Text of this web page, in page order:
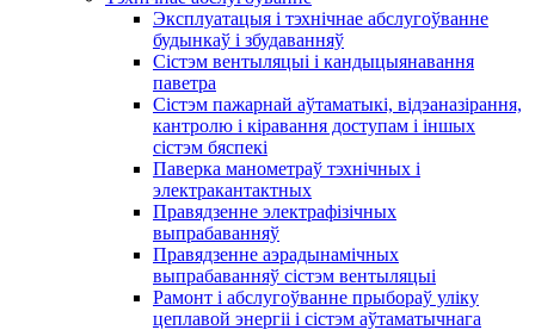
Эксплуатацыя і тэхнічнае абслугоўванне
будынкаў і збудаванняў
Сістэм вентыляцыі і кандыцыянавання
паветра
Сістэм пажарнай аўтаматыкі, відэаназірання,
кантролю і кіравання доступам і іншых
сістэм бяспекі
Паверка манометраў тэхнічных і
электракантактных
Правядзенне электрафізічных
выпрабаванняў
Правядзенне аэрадынамічных
выпрабаванняў сістэм вентыляцыі
Рамонт і абслугоўванне прыбораў уліку
цеплавой энергіі і сістэм аўтаматычнага